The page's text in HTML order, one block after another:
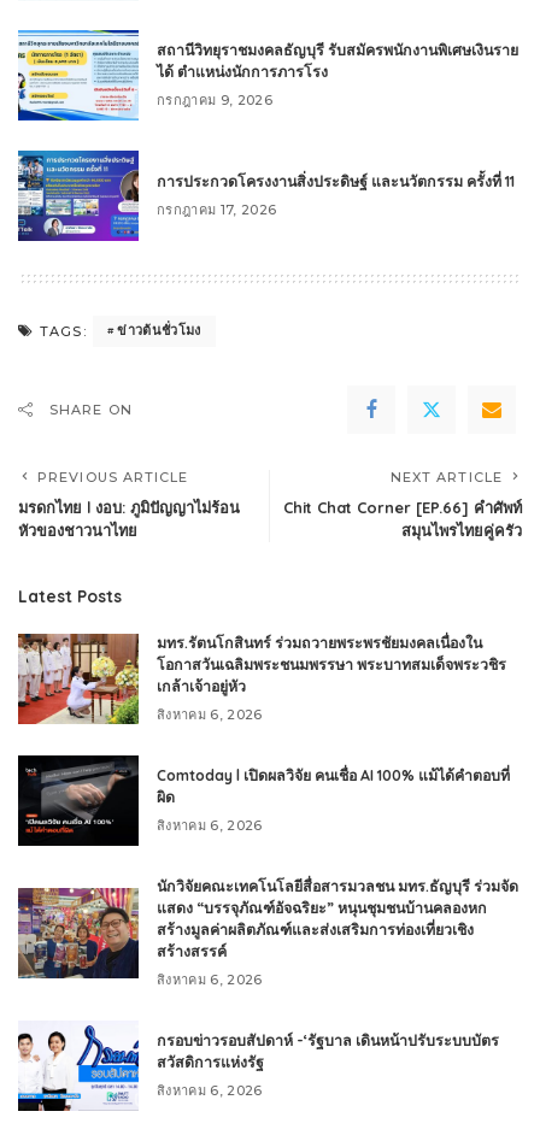
สถานีวิทยุราชมงคลธัญบุรี รับสมัครพนักงานพิเศษเงินราย
ได้ ตำแหน่งนักการภารโรง
กรกฎาคม 9, 2026
การประกวดโครงงานสิ่งประดิษฐ์ และนวัตกรรม ครั้งที่ 11
กรกฎาคม 17, 2026
TAGS: ข่าวต้นชั่วโมง
SHARE ON
PREVIOUS ARTICLE
มรดกไทย l งอบ: ภูมิปัญญาไม่ร้อน
หัวของชาวนาไทย
NEXT ARTICLE
Chit Chat Corner [EP.66] คำศัพท์
สมุนไพรไทยคู่ครัว
Latest Posts
มทร.รัตนโกสินทร์ ร่วมถวายพระพรชัยมงคลเนื่องใน
โอกาสวันเฉลิมพระชนมพรรษา พระบาทสมเด็จพระวชิร
เกล้าเจ้าอยู่หัว
สิงหาคม 6, 2026
Comtoday l เปิดผลวิจัย คนเชื่อ AI 100% แม้ได้คำตอบที่
ผิด
สิงหาคม 6, 2026
นักวิจัยคณะเทคโนโลยีสื่อสารมวลชน มทร.ธัญบุรี ร่วมจัด
แสดง “บรรจุภัณฑ์อัจฉริยะ” หนุนชุมชนบ้านคลองหก
สร้างมูลค่าผลิตภัณฑ์และส่งเสริมการท่องเที่ยวเชิง
สร้างสรรค์
สิงหาคม 6, 2026
กรอบข่าวรอบสัปดาห์ -‘รัฐบาล เดินหน้าปรับระบบบัตร
สวัสดิการแห่งรัฐ
สิงหาคม 6, 2026